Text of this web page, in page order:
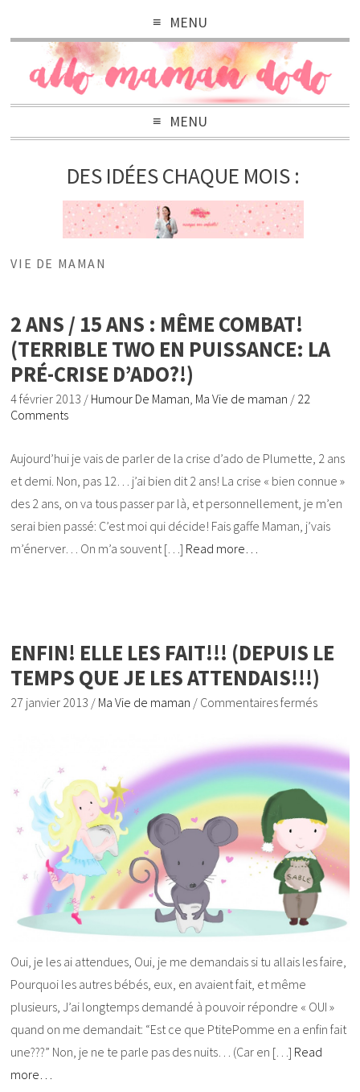
MENU
MENU
DES IDÉES CHAQUE MOIS :
VIE DE MAMAN
2 ANS / 15 ANS : MÊME COMBAT!
(TERRIBLE TWO EN PUISSANCE: LA
PRÉ-CRISE D’ADO?!)
4 février 2013 / Humour De Maman Ma Vie de maman / 22
Comments
Aujourd’hui je vais de parler de la crise d’ado de Plumette, 2 ans
et demi. Non, pas 12… j’ai bien dit 2 ans! La crise « bien connue »
des 2 ans, on va tous passer par là, et personnellement, je m’en
serai bien passé: C’est moi qui décide! Fais gaffe Maman, j’vais
m’énerver… On m’a souvent […] Read more…
ENFIN! ELLE LES FAIT!!! (DEPUIS LE
TEMPS QUE JE LES ATTENDAIS!!!)
27 janvier 2013 / Ma Vie de maman / Commentaires fermés
Oui, je les ai attendues, Oui, je me demandais si tu allais les faire,
Pourquoi les autres bébés, eux, en avaient fait, et même
plusieurs, J’ai longtemps demandé à pouvoir répondre « OUI »
quand on me demandait: “Est ce que PtitePomme en a enfin fait
une???” Non, je ne te parle pas des nuits… (Car en […] Read
more…